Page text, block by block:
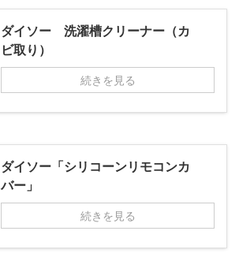
ダイソー 洗濯槽クリーナー（カ
ビ取り）
続きを見る
ダイソー「シリコーンリモコンカ
バー」
続きを見る